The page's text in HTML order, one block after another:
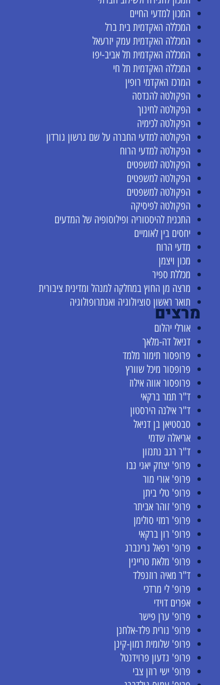
המכון למדעי החיים
המכללה האקדמית בית ברל
המכללה האקדמית עמק יזרעאל
המכללה האקדמית תל אביב-יפו
המכללה האקדמית תל חי
המרכז האקדמי רופין
הפקולטה להנדסה
הפקולטה לחינוך
הפקולטה לכימיה
הפקולטה למדעי החברה על שם גרשון גורדון
הפקולטה למדעי הרוח
הפקולטה למשפטים
הפקולטה למשפטים
הפקולטה למשפטים
הפקולטה לפיסיקה
התכנית להיסטוריה ופילוסופיה של המדעים
יחסים בין לאומיים
מדעי הרוח
מכון ויצמן
מכללת ספיר
מרצה מן החוץ במחלקה למנהל ומדינית ציבורית
תואר ראשון סוציולוגיה ואנתרופולוגיה
מרצים
אורלי יהלום
דניאל דה-מלאך
פרופסור תימור מלמד
פרופסור מיכל שוורץ
פרופסור אווה אילוז
ד"ר תמר ברקאי
ד"ר אילנה הירסטון
סבסטיאן בן דניאל
אריאלה שדמי
ד"ר רגב נתנזון
פרופ' יצחק יאני נבו
פרופ' אורי מור
פרופ' טלי ביתן
פרופ' זוהר אביתר
פרופ' רמזי סולימן
פרופ' רון ברקאי
פרופ' רפאל גרינברג
פרופ' מלאת טריינין
ד"ר מאיה רוזנפלד
פרופ' לי מרדכי
אפרים דוידי
פרופ' ערן פישר
פרופ' נורית פלד-אלחנן
פרופ' שלומית רמון-קינן
פרופ' גדעון פרוידנטל
פרופ' ישי רוזן צבי